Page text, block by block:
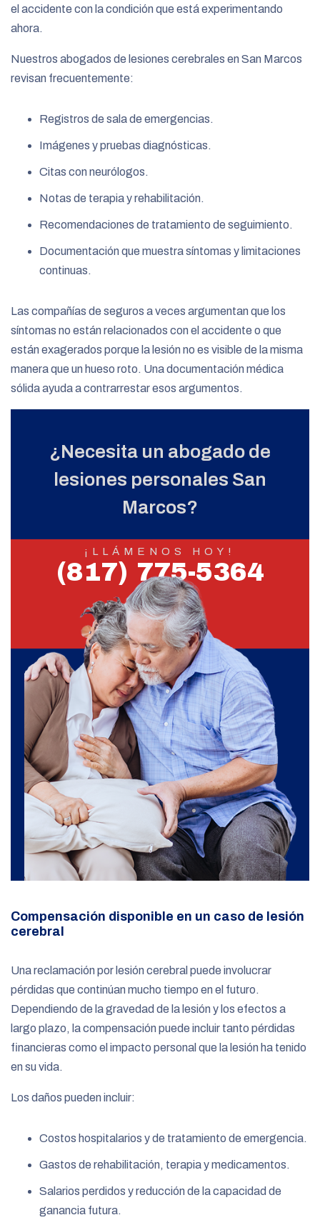
el accidente con la condición que está experimentando
ahora.
Nuestros abogados de lesiones cerebrales en San Marcos
revisan frecuentemente:
Registros de sala de emergencias.
Imágenes y pruebas diagnósticas.
Citas con neurólogos.
Notas de terapia y rehabilitación.
Recomendaciones de tratamiento de seguimiento.
Documentación que muestra síntomas y limitaciones
continuas.
Las compañías de seguros a veces argumentan que los
síntomas no están relacionados con el accidente o que
están exagerados porque la lesión no es visible de la misma
manera que un hueso roto. Una documentación médica
sólida ayuda a contrarrestar esos argumentos.
¿Necesita un abogado de
lesiones personales San
Marcos?
¡LLÁMENOS HOY!
(817) 775-5364
Compensación disponible en un caso de lesión
cerebral
Una reclamación por lesión cerebral puede involucrar
pérdidas que continúan mucho tiempo en el futuro.
Dependiendo de la gravedad de la lesión y los efectos a
largo plazo, la compensación puede incluir tanto pérdidas
financieras como el impacto personal que la lesión ha tenido
en su vida.
Los daños pueden incluir:
Costos hospitalarios y de tratamiento de emergencia.
Gastos de rehabilitación, terapia y medicamentos.
Salarios perdidos y reducción de la capacidad de
ganancia futura.